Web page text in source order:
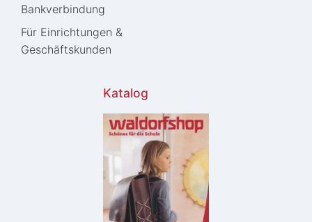
Bankverbindung
Für Einrichtungen &
Geschäftskunden
Katalog